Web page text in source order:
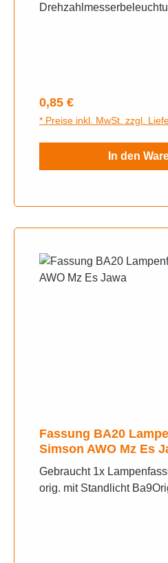
Leuchtmittel
Regulärer Preis:
0,85 €
* Preise inkl. MwSt. zzgl.
In den
Fassung BA20
Simson AWO Mz Es
Gebraucht 1x
orig. mit Standlicht